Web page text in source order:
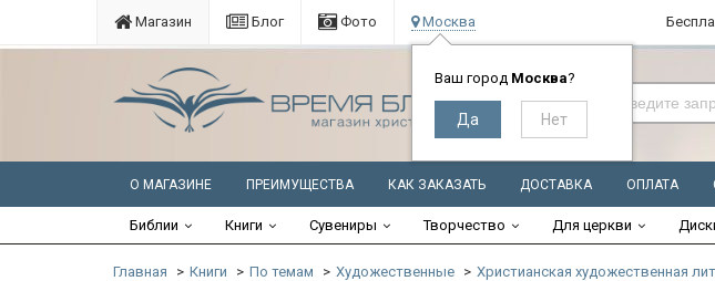
Магазин Блог Фото Москва
Ваш город Москва?
О МАГАЗИНЕ ПРЕИМУЩЕСТВА КАК ЗАКАЗАТЬ ДОСТАВКА ОПЛАТА
Библии Книги Сувениры Творчество Для церкви
Главная Книги По темам Художественные Христианская художественная